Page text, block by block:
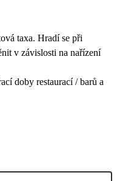
taxa. Hradí se při
v závislosti na nařízení
doby restaurací / barů a